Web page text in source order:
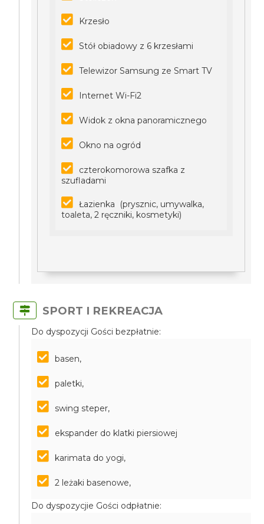
Krzesło
Stół obiadowy z 6 krzesłami
Telewizor Samsung ze Smart TV
Internet Wi-Fi2
Widok z okna panoramicznego
Okno na ogród
czterokomorowa szafka z
szufladami
Łazienka (prysznic, umywalka,
toaleta, 2 ręczniki, kosmetyki)
SPORT I REKREACJA
Do dyspozycji Gości bezpłatnie:
basen,
paletki,
swing steper,
ekspander do klatki piersiowej
karimata do yogi,
2 leżaki basenowe,
Do dyspozycjie Gości odpłatnie: